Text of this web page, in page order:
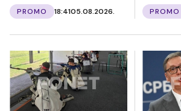
PROMO 18:4105.08.2026. PROMO